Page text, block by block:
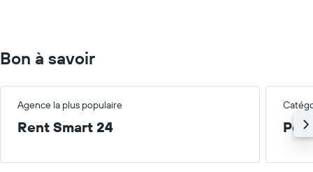
Bon à savoir
Agence la plus populaire
Rent Smart 24